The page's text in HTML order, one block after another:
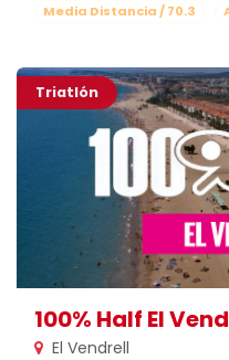
Media Distancia / 70.3
Triatlón
100% Half El
El Vendrell